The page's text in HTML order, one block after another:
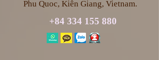
Phu Quoc, Kiên Giang, Vietnam.
+84 334 155 880